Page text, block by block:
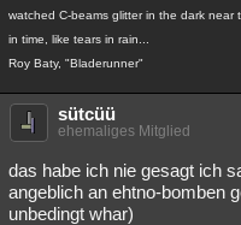
watched C-beams glitter in the dark near
in time, like tears in rain...
Roy Baty, "Bladerunner"
sütcüü
ehemaliges Mitglied
das habe ich nie gesagt ich
angeblich an ehtno-bomben
unbedingt whar)